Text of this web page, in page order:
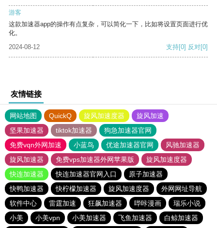
游客
这款加速器app的操作有点复杂，可以简化一下，比如将设置页面进行优
化。
2024-08-12
支持[0] 反对[0]
友情链接
网站地图 QuickQ 旋风加速度器
旋风加速
坚果加速器
tiktok加速器
狗急加速器官网
免费vqn外网加速
小蓝鸟 优途加速器官网
风驰加速器
旋风加速器
免费vps加速器外网苹果版
旋风加速度器
快连加速器
快连加速器官网入口
原子加速器
快鸭加速器
快柠檬加速器 旋风加速度器
外网网址导航
软件中心
雷霆加速 狂飙加速器 哔咔漫画
瑞乐小说
小美
小美vpn 小美加速器 飞鱼加速器
白鲸加速器